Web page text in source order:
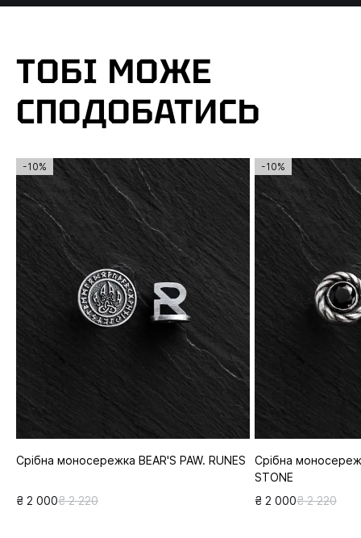
ТОБІ МОЖЕ
СПОДОБАТИСЬ
-10%
Срібна моносережка BEAR'S PAW. RUNES
₴ 2 000₴ 2 220
-10%
Срібна
STONE
₴ 2 000₴ 2 220